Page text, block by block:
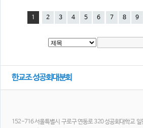
1 2 3 4 5 6 7 8 9
한교조 성공회대분회
152-716 서울특별시 구로구 연동로 320 성공회대학교